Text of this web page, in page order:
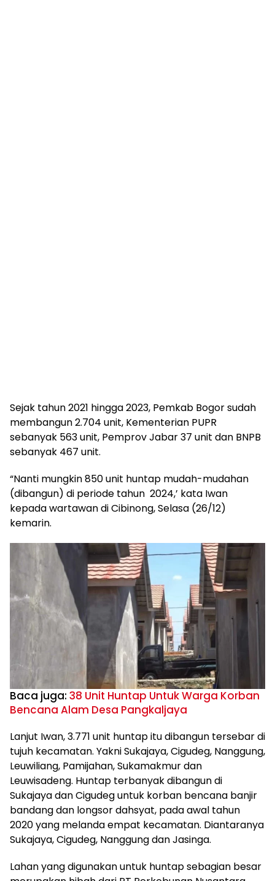
Sejak tahun 2021 hingga 2023, Pemkab Bogor sudah
membangun 2.704 unit, Kementerian PUPR
sebanyak 563 unit, Pemprov Jabar 37 unit dan BNPB
sebanyak 467 unit.
“Nanti mungkin 850 unit huntap mudah-mudahan
(dibangun) di periode tahun 2024,’ kata Iwan
kepada wartawan di Cibinong, Selasa (26/12)
kemarin.
Baca juga: 38 Unit Huntap Untuk Warga Korban
Bencana Alam Desa Pangkaljaya
Lanjut Iwan, 3.771 unit huntap itu dibangun tersebar di
tujuh kecamatan. Yakni Sukajaya, Cigudeg, Nanggung,
Leuwiliang, Pamijahan, Sukamakmur dan
Leuwisadeng. Huntap terbanyak dibangun di
Sukajaya dan Cigudeg untuk korban bencana banjir
bandang dan longsor dahsyat, pada awal tahun
2020 yang melanda empat kecamatan. Diantaranya
Sukajaya, Cigudeg, Nanggung dan Jasinga.
Lahan yang digunakan untuk huntap sebagian besar